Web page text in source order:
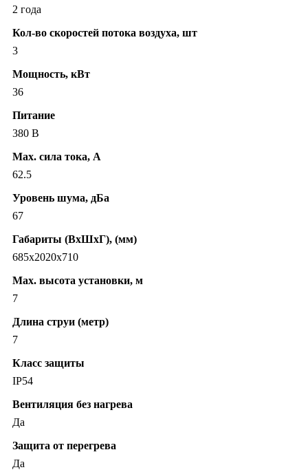
2 года
Кол-во скоростей потока воздуха, шт
3
Мощность, кВт
36
Питание
380 В
Max. сила тока, А
62.5
Уровень шума, дБа
67
Габариты (ВхШхГ), (мм)
685х2020х710
Max. высота установки, м
7
Длина струи (метр)
7
Класс защиты
IP54
Вентиляция без нагрева
Да
Защита от перегрева
Да